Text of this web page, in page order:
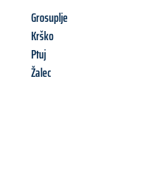
Grosuplje
Krško
Ptuj
Žalec